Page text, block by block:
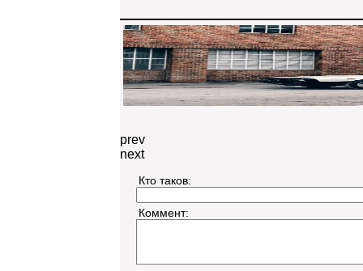
prev
next
Кто таков:
Коммент: